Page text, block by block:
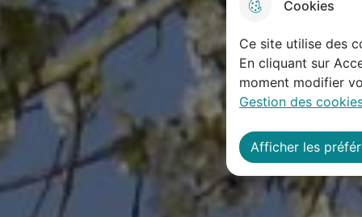
Cookies
Ce site utilise des
En cliquant sur
moment modifier
Gestion des
Afficher les
a
t
i
o
n
p